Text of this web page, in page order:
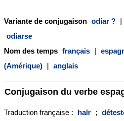
Variante de conjugaison odiar ? |
odiarse
Nom des temps français |
(Amérique) | anglais
Conjugaison du verbe
Traduction française : haïr ;